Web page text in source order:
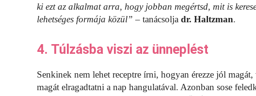
ki ezt az alkalmat arra, hogy jobban megértsd, mit is
lehetséges formája közül” – tanácsolja dr. Haltzman.
4. Túlzásba viszi az ünneplést
Senkinek nem lehet receptre írni, hogyan érezze jól
magát elragadtatni a nap hangulatával. Azonban sose